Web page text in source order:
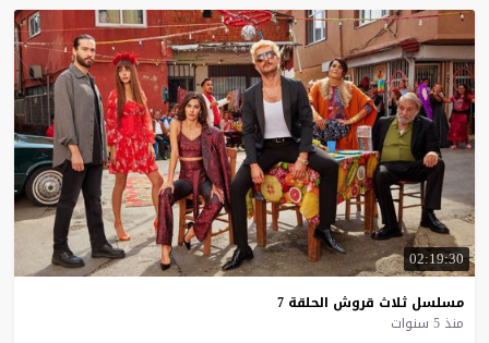
02:19:30
مسلسل ثلاث قروش الحلقة 7
منذ 5 سنوات